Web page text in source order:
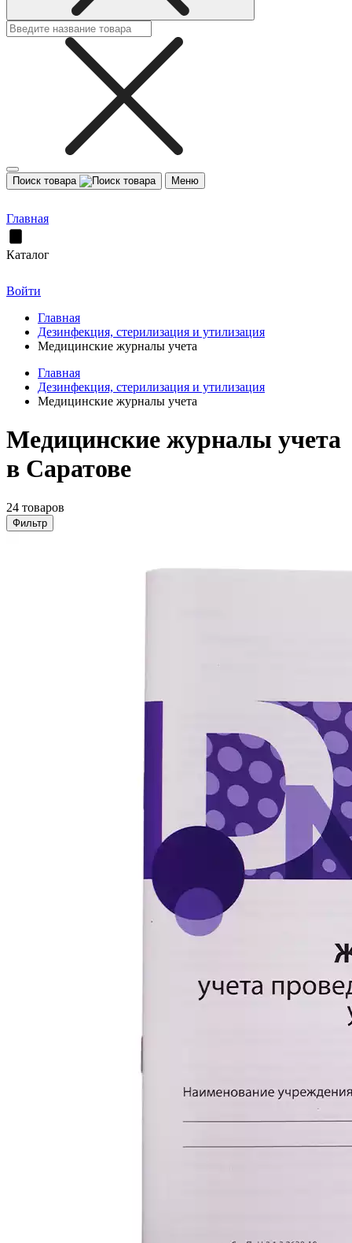
Поиск товара Меню
Главная
Каталог
Войти
Главная
Дезинфекция, стерилизация и утилизация
Медицинские журналы учета
Главная
Дезинфекция, стерилизация и утилизация
Медицинские журналы учета
Медицинские журналы учета
в Саратове
24 товаров
Фильтр